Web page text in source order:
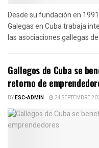
Desde su fundación en
Galegas en Cuba trabaja
las asociaciones gallegas de
Gallegos de Cuba se
retorno de
BYESC-ADMIN 24 SEPTEMBRE